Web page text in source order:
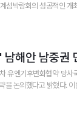
여수세계섬박람회의 성공
해안 남중권
유엔기후변화협약 당
민관 합